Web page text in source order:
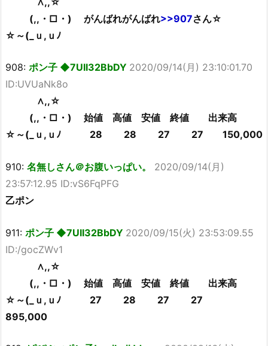
(,,・□・) がんばれがんばれ>>907さん☆
☆～(_ｕ,ｕﾉ
908: ポン子 ◆7UII32BbDY 2020/09/14(月) 23:10:01.70
ID:UVUaNk8o
∧,,☆
(,,・□・) 始値 高値 安値 終値 出来高
☆～(_ｕ,ｕﾉ 28 28 27 27 150,000
910: 名無しさん＠お腹いっぱい。
2020/09/14(月)
23:57:12.95 ID:vS6FqPFG
乙ポン
911: ポン子 ◆7UII32BbDY 2020/09/15(火) 23:53:09.55
ID:/gocZWv1
∧,,☆
(,,・□・) 始値 高値 安値 終値 出来高
☆～(_ｕ,ｕﾉ 27 28 27 27
895,000